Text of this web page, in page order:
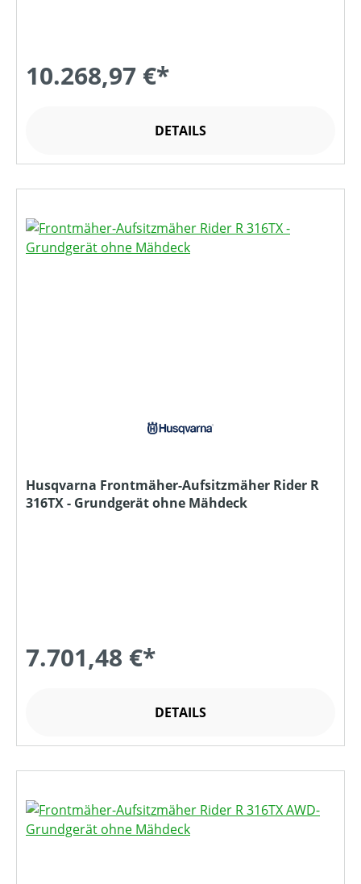
10.268,97 €*
DETAILS
Husqvarna Frontmäher-Aufsitzmäher Rider R
316TX - Grundgerät ohne Mähdeck
7.701,48 €*
DETAILS